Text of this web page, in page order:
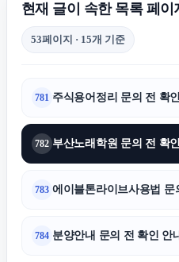
현재 글이 속한 목록 페이
53페이지 · 15개 기준
781 주식용어정리 문의 전 확
782 부산노래학원 문의 전 확
783 에이블톤라이브사용법 문
784 분양안내 문의 전 확인 안